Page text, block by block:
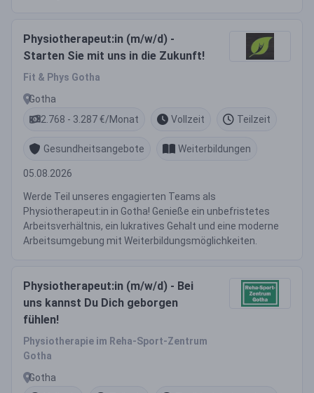
Physiotherapeut:in (m/w/d) -
Starten Sie mit uns in die Zukunft!
Fit & Phys Gotha
Gotha
2.768 - 3.287 €/Monat
Vollzeit Teilzeit
Gesundheitsangebote Weiterbildungen
05.08.2026
Werde Teil unseres engagierten Teams als
Physiotherapeut:in in Gotha! Genieße ein unbefristetes
Arbeitsverhältnis, ein lukratives Gehalt und eine moderne
Arbeitsumgebung mit Weiterbildungsmöglichkeiten.
Physiotherapeut:in (m/w/d) - Bei
uns kannst Du Dich geborgen
fühlen!
Physiotherapie im Reha-Sport-Zentrum
Gotha
Gotha